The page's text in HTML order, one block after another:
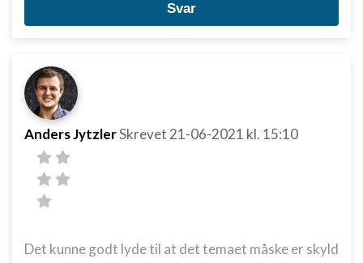
Svar
Anders JytzlerSkrevet 21-06-2021 kl. 15:10
Det kunne godt lyde til at det temaet måske er skyld